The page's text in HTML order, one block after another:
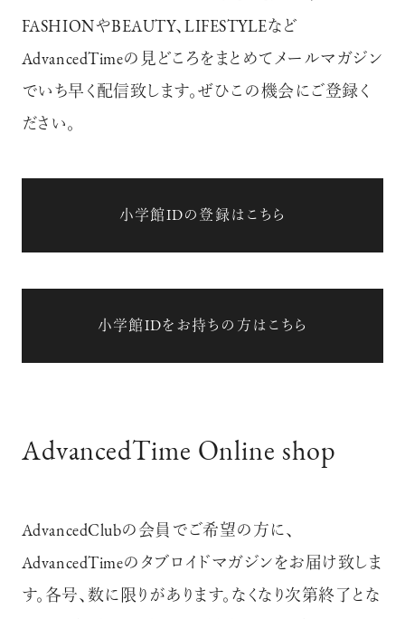
FASHIONやBEAUTY、LIFESTYLEなど
AdvancedTimeの見どころをまとめてメールマガジン
でいち早く配信致します。ぜひこの機会にご登録く
ださい。
小学館IDの登録はこちら
小学館IDをお持ちの方はこちら
AdvancedTime Online shop
AdvancedClubの会員でご希望の方に、
AdvancedTimeのタブロイドマガジンをお届け致しま
す。各号、数に限りがあります。なくなり次第終了とな